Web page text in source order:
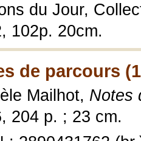
du Jour,
102p. 20cm.
de parcours
Mailhot, Notes
204 p. ; 23 cm.